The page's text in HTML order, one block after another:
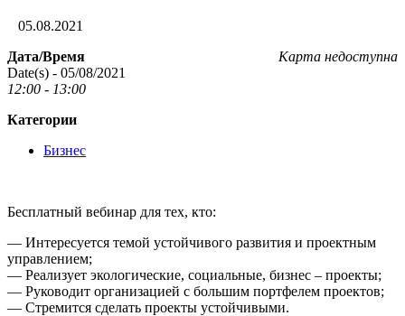
05.08.2021
Карта недоступна
Дата/Время
Date(s) - 05/08/2021
12:00 - 13:00
Категории
Бизнес
Бесплатный вебинар для тех, кто:
— Интересуется темой устойчивого развития и проектным
управлением;
— Реализует экологические, социальные, бизнес – проекты;
— Руководит организацией с большим портфелем проектов;
— Стремится сделать проекты устойчивыми.